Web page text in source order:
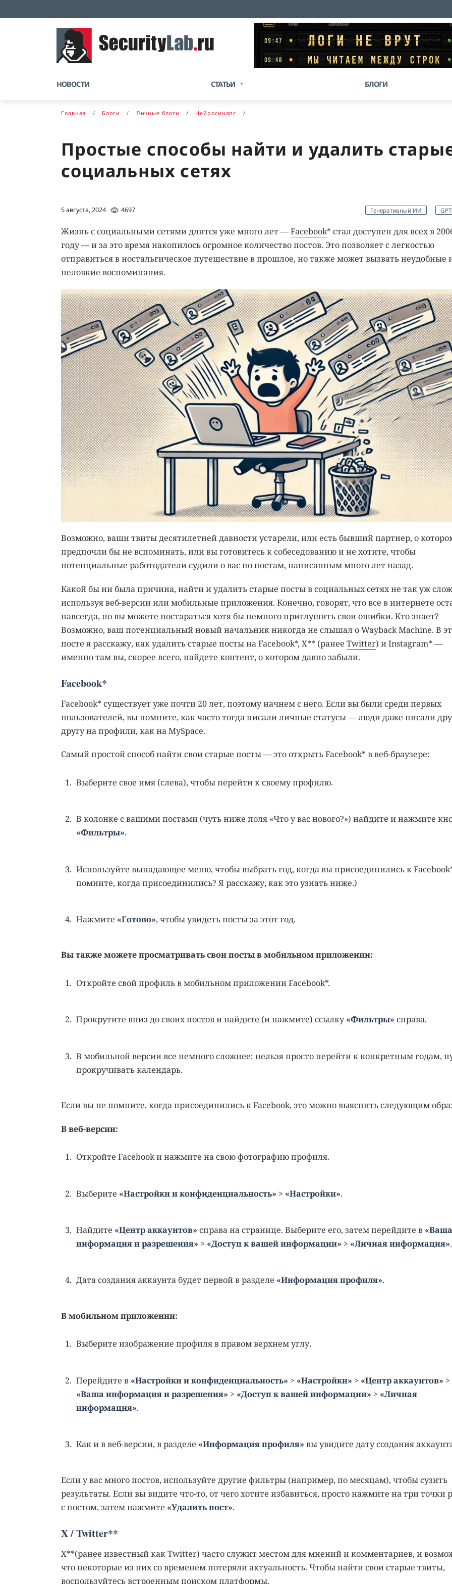
НОВОСТИ СТАТЬИ БЛОГИ
Главная Блоги Личные блоги Нейросинапс
Простые способы найти и удалить
социальных сетях
5 августа, 2024 4697 Генеративный ИИ GPT
Жизнь с социальными сетями длится уже много лет —Facebook* стал доступен для всех в
году — и за это время накопилось огромное количество постов. Это позволяет с легкостью
отправиться в ностальгическое путешествие в прошлое, но также может вызвать неудобные
неловкие воспоминания.
Возможно, ваши твиты десятилетней давности устарели, или есть бывший партнер, о
предпочли бы не вспоминать, или вы готовитесь к собеседованию и не хотите, чтобы
потенциальные работодатели судили о вас по постам, написанным много лет назад.
Какой бы ни была причина, найти и удалить старые посты в социальных сетях не так уж
используя веб-версии или мобильные приложения. Конечно, говорят, что все в интернете
навсегда, но вы можете постараться хотя бы немного приглушить свои ошибки. Кто знает?
Возможно, ваш потенциальный новый начальник никогда не слышал о Wayback Machine. В
посте я расскажу, как удалить старые посты на Facebook*, X** (ранее Twitter) и Instagram* —
именно там вы, скорее всего, найдете контент, о котором давно забыли.
Facebook*
Facebook* существует уже почти 20 лет, поэтому начнем с него. Если вы были среди первых
пользователей, вы помните, как часто тогда писали личные статусы — люди даже писали
другу на профили, как на MySpace.
Самый простой способ найти свои старые посты — это открыть Facebook* в веб-браузере:
Выберите свое имя (слева), чтобы перейти к своему профилю.
В колонке с вашими постами (чуть ниже поля «Что у вас нового?») найдите и нажмите
«Фильтры».
Используйте выпадающее меню, чтобы выбрать год, когда вы присоединились к
помните, когда присоединились? Я расскажу, как это узнать ниже.)
Нажмите «Готово», чтобы увидеть посты за этот год.
Вы также можете просматривать свои посты в мобильном приложении:
Откройте свой профиль в мобильном приложении Facebook*.
Прокрутите вниз до своих постов и найдите (и нажмите) ссылку«Фильтры» справа.
В мобильной версии все немного сложнее: нельзя просто перейти к конкретным годам,
прокручивать календарь.
Если вы не помните, когда присоединились к Facebook, это можно выяснить следующим
В веб-версии:
Откройте Facebook и нажмите на свою фотографию профиля.
Выберите «Настройки и конфиденциальность» > «Настройки».
Найдите «Центр аккаунтов» справа на странице. Выберите его, затем перейдите в «Ваша
информация и разрешения» > «Доступ к вашей информации» > «Личная информация».
Дата создания аккаунта будет первой в разделе «Информация профиля».
В мобильном приложении:
Выберите изображение профиля в правом верхнем углу.
Перейдите в «Настройки и конфиденциальность» > «Настройки» > «Центр аккаунтов» >
«Ваша информация и разрешения» > «Доступ к вашей информации» > «Личная
информация».
Как и в веб-версии, в разделе «Информация профиля» вы увидите дату создания
Если у вас много постов, используйте другие фильтры (например, по месяцам), чтобы сузить
результаты. Если вы видите что-то, от чего хотите избавиться, просто нажмите на три точки
с постом, затем нажмите «Удалить пост»​​.
X / Twitter**
X**(ранее известный как Twitter) часто служит местом для мнений и комментариев, и
что некоторые из них со временем потеряли актуальность. Чтобы найти свои старые твиты,
воспользуйтесь встроенным поиском платформы.